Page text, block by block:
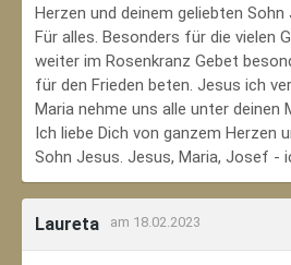
Herzen und deinem geliebten Sohn
Für alles. Besonders für die vielen
weiter im Rosenkranz Gebet
für den Frieden beten. Jesus ich
Maria nehme uns alle unter deinen
Ich liebe Dich von ganzem Herzen
Sohn Jesus. Jesus, Maria, Josef -
Laureta am 18.02.2023